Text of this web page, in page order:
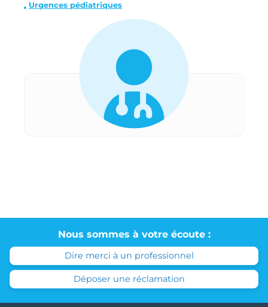
Urgences pédiatriques
Nous sommes à votre écoute :
Dire merci à un professionnel
Déposer une réclamation